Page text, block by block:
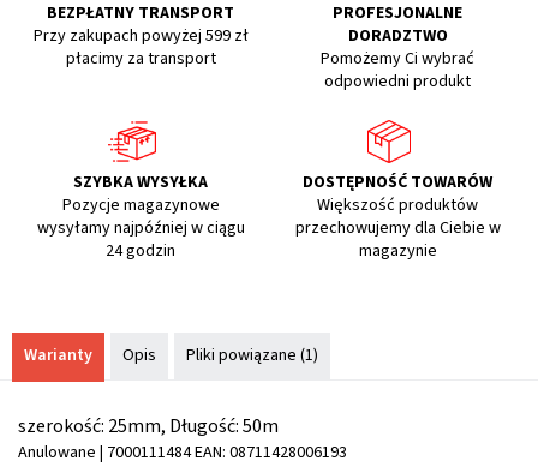
BEZPŁATNY TRANSPORT
Przy zakupach powyżej 599 zł
płacimy za transport
PROFESJONALNE
DORADZTWO
Pomożemy Ci wybrać
odpowiedni produkt
SZYBKA WYSYŁKA
Pozycje magazynowe
wysyłamy najpóźniej w ciągu
24 godzin
DOSTĘPNOŚĆ TOWARÓW
Większość produktów
przechowujemy dla Ciebie w
magazynie
Warianty Opis Pliki powiązane (1)
szerokość: 25mm, Długość: 50m
Anulowane | 7000111484EAN: 08711428006193